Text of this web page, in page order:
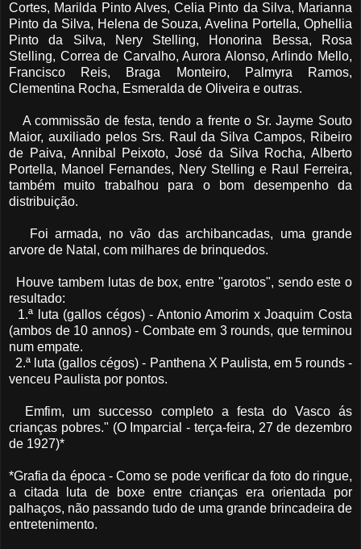
Cortes, Marilda Pinto Alves, Celia Pinto da Silva, Marianna
Pinto da Silva, Helena de Souza, Avelina Portella, Ophellia
Pinto da Silva, Nery Stelling, Honorina Bessa, Rosa
Stelling, Correa de Carvalho, Aurora Alonso, Arlindo Mello,
Francisco Reis, Braga Monteiro, Palmyra Ramos,
Clementina Rocha, Esmeralda de Oliveira e outras.
A commissão de festa, tendo a frente o Sr. Jayme Souto
Maior, auxiliado pelos Srs. Raul da Silva Campos, Ribeiro
de Paiva, Annibal Peixoto, José da Silva Rocha, Alberto
Portella, Manoel Fernandes, Nery Stelling e Raul Ferreira,
também muito trabalhou para o bom desempenho da
distribuição.
Foi armada, no vão das archibancadas, uma grande
arvore de Natal, com milhares de brinquedos.
Houve tambem lutas de box, entre "garotos", sendo este o
resultado:
1.ª luta (gallos cégos) - Antonio Amorim x Joaquim Costa
(ambos de 10 annos) - Combate em 3 rounds, que terminou
num empate.
2.ª luta (gallos cégos) - Panthena X Paulista, em 5 rounds -
venceu Paulista por pontos.
Emfim, um successo completo a festa do Vasco ás
crianças pobres." (O Imparcial - terça-feira, 27 de dezembro
de 1927)*
*Grafia da época - Como se pode verificar da foto do ringue,
a citada luta de boxe entre crianças era orientada por
palhaços, não passando tudo de uma grande brincadeira de
entretenimento.